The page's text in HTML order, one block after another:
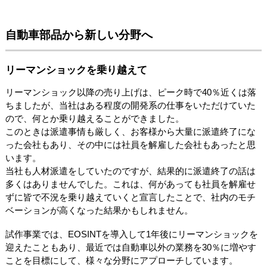
自動車部品から新しい分野へ
リーマンショックを乗り越えて
リーマンショック以降の売り上げは、ピーク時で40％近くは落
ちましたが、当社はある程度の開発系の仕事をいただけていた
ので、何とか乗り越えることができました。
このときは派遣事情も厳しく、お客様から大量に派遣終了にな
った会社もあり、その中には社員を解雇した会社もあったと思
います。
当社も人材派遣をしていたのですが、結果的に派遣終了の話は
多くはありませんでした。これは、何があっても社員を解雇せ
ずに皆で不況を乗り越えていくと宣言したことで、社内のモチ
ベーションが高くなった結果かもしれません。
試作事業では、EOSINTを導入して1年後にリーマンショックを
迎えたこともあり、最近では自動車以外の業務を30％に増やす
ことを目標にして、様々な分野にアプローチしています。